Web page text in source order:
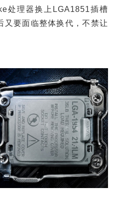
处理器换上LGA1851插槽
又要面临整体换代，不禁让